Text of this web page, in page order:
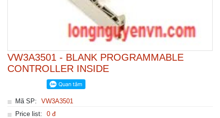
VW3A3501 - BLANK PROGRAMMABLE
CONTROLLER INSIDE
Mã SP:
VW3A3501
Price list:
0 đ